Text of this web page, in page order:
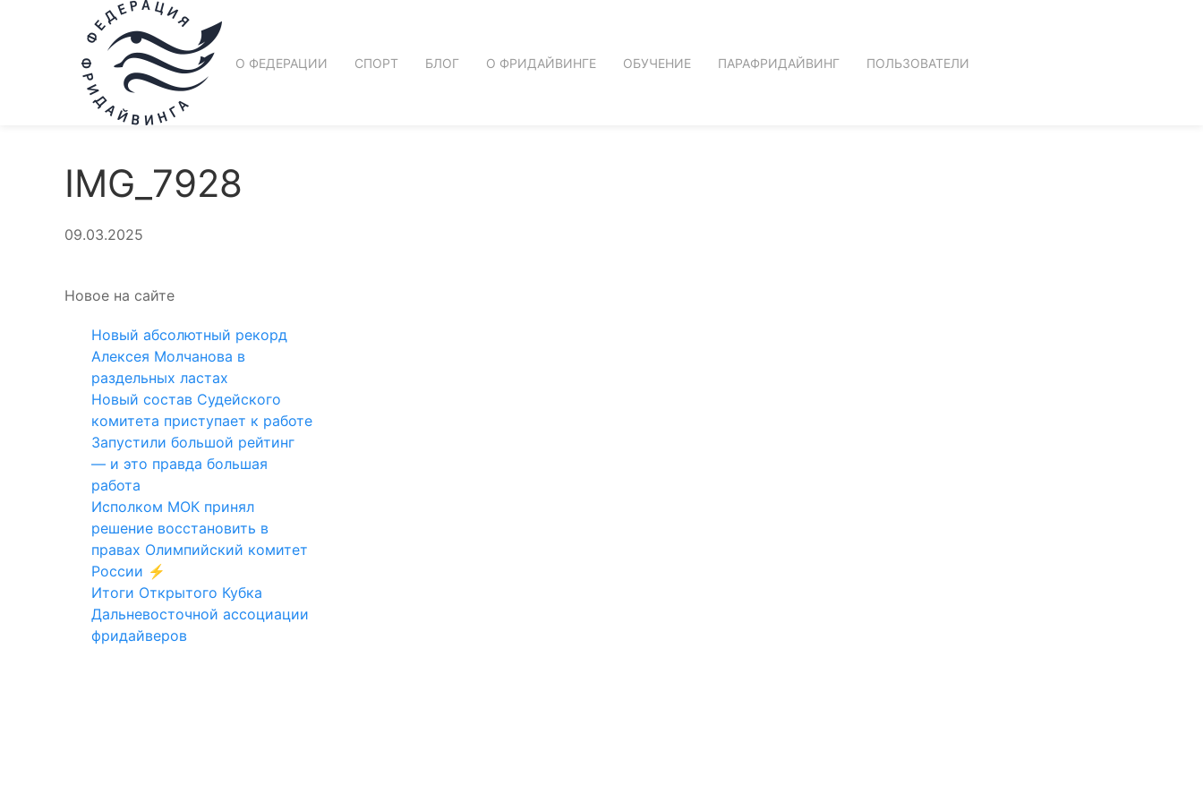
О ФЕДЕРАЦИИ СПОРТ БЛОГ О ФРИДАЙВИНГЕ ОБУЧЕНИЕ ПАРАФРИДАЙВИНГ ПОЛЬЗОВАТЕЛИ
IMG_7928
09.03.2025
Новое на сайте
Новый абсолютный рекорд
Алексея Молчанова в
раздельных ластах
Новый состав Судейского
комитета приступает к работе
Запустили большой рейтинг
— и это правда большая
работа
Исполком МОК принял
решение восстановить в
правах Олимпийский комитет
России ⚡️
Итоги Открытого Кубка
Дальневосточной ассоциации
фридайверов